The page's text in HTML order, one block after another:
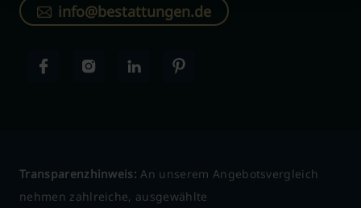
info@bestattungen.de
Transparenzhinweis: An unserem Angebotsvergleich
nehmen zahlreiche, ausgewählte